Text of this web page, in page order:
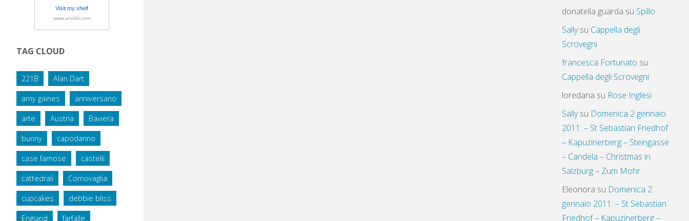
Visit my shelf
www.anobii.com
TAG CLOUD
221B Alan Dart
amy gaines anniversario
arte Austria Baviera
bunny capodanno
case famose castelli
cattedrali Cornovaglia
cupcakes debbie bliss
England farfalle
donatella guarda su Spillo
Sallysu Cappella degli
Scrovegni
francesca Fortunato su
Cappella degli Scrovegni
loredana su Rose Inglesi
Sallysu Domenica 2 gennaio
2011: – St Sebastian Friedhof
– Kapuzinerberg – Steingasse
– Candela – Christmas in
Salzburg – Zum Mohr
Eleonora su Domenica 2
gennaio 2011: – St Sebastian
Friedhof – Kapuzinerberg –